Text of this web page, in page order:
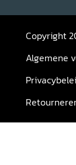
Copyright
Algemene